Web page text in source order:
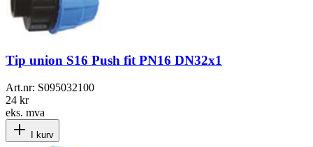
Tip union S16 Push fit PN16 DN32x1
Art.nr: S095032100
24 kr
eks. mva
I kurv